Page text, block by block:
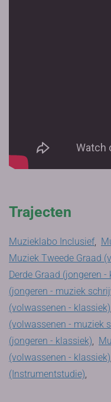
Trajecten
Muzieklabo Inclusief,
Muziek Tweede Graad
Derde Graad (jongeren -
(jongeren - muziek
(volwassenen - klassiek)
(volwassenen - muziek
(jongeren - klassiek),
(volwassenen - klassiek)
(Instrumentstudie),